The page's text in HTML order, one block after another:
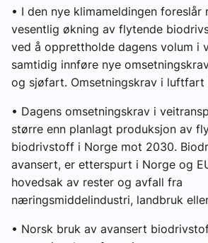
• I den nye klimameldingen foreslår
vesentlig økning av flytende
ved å opprettholde dagens volum i
samtidig innføre nye
og sjøfart. Omsetningskrav i luftfart
• Dagens omsetningskrav i
større enn planlagt produksjon av
biodrivstoff i Norge mot 2030.
avansert, er etterspurt i Norge og
hovedsak av rester og avfall fra
næringsmiddelindustri, landbruk
• Norsk bruk av avansert